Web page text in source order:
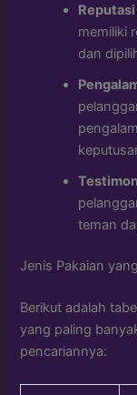
memiliki
dan
teman
Jenis Pakaian
Berikut adalah
yang paling
pencariannya: